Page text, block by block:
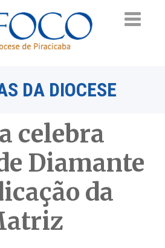
DA DIOCESE
celebra
Diamante
da